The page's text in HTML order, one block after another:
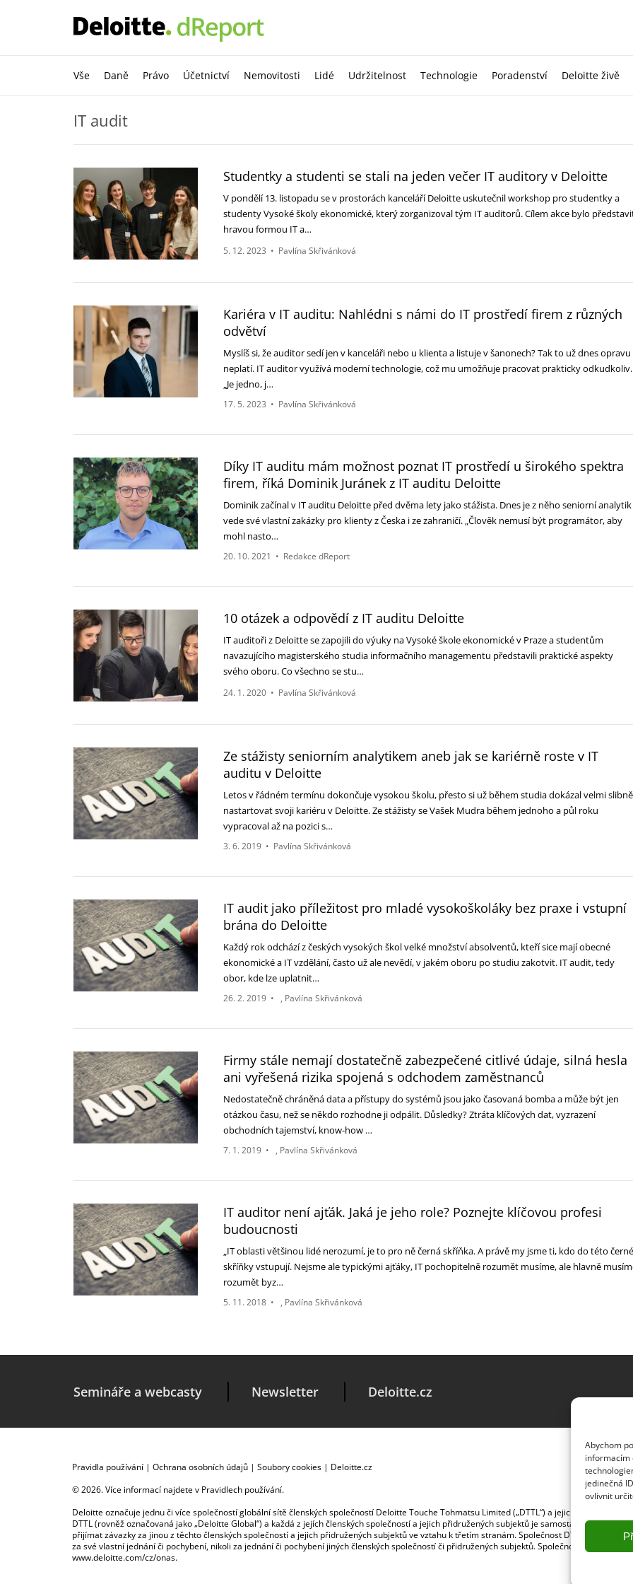
Abychom
informacím
jedinečná
ovlivnit
Vše Daně Právo Účetnictví Nemovitosti Lidé Udržitelnost Technologie Poradenství Deloitte živě
IT audit
Studentky a studenti se stali na jeden večer IT auditory v Deloitte
V pondělí 13. listopadu se v prostorách kanceláří Deloitte uskutečnil workshop pro studentky a
studenty Vysoké školy ekonomické, který zorganizoval tým IT auditorů. Cílem akce bylo
hravou formou IT a…
5. 12. 2023 • Pavlína Skřivánková
Kariéra v IT auditu: Nahlédni s námi do IT prostředí firem z různých
odvětví
Myslíš si, že auditor sedí jen v kanceláři nebo u klienta a listuje v šanonech? Tak to už dnes opravu
neplatí. IT auditor využívá moderní technologie, což mu umožňuje pracovat prakticky odkudkoliv.
„Je jedno, j…
17. 5. 2023 • Pavlína Skřivánková
Díky IT auditu mám možnost poznat IT prostředí u širokého spektra
firem, říká Dominik Juránek z IT auditu Deloitte
Dominik začínal v IT auditu Deloitte před dvěma lety jako stážista. Dnes je z něho seniorní analytik
vede své vlastní zakázky pro klienty z Česka i ze zahraničí. „Člověk nemusí být programátor, aby
mohl nasto…
20. 10. 2021 • Redakce dReport
10 otázek a odpovědí z IT auditu Deloitte
IT auditoři z Deloitte se zapojili do výuky na Vysoké škole ekonomické v Praze a studentům
navazujícího magisterského studia informačního managementu představili praktické aspekty
svého oboru. Co všechno se stu…
24. 1. 2020 • Pavlína Skřivánková
Ze stážisty seniorním analytikem aneb jak se kariérně roste v IT
auditu v Deloitte
Letos v řádném termínu dokončuje vysokou školu, přesto si už během studia dokázal velmi slibně
nastartovat svoji kariéru v Deloitte. Ze stážisty se Vašek Mudra během jednoho a půl roku
vypracoval až na pozici s…
3. 6. 2019 • Pavlína Skřivánková
IT audit jako příležitost pro mladé vysokoškoláky bez praxe i vstupní
brána do Deloitte
Každý rok odchází z českých vysokých škol velké množství absolventů, kteří sice mají obecné
ekonomické a IT vzdělání, často už ale nevědí, v jakém oboru po studiu zakotvit. IT audit, tedy
obor, kde lze uplatnit…
26. 2. 2019 • Pavlína Skřivánková
Firmy stále nemají dostatečně zabezpečené citlivé údaje, silná hesla
ani vyřešená rizika spojená s odchodem zaměstnanců
Nedostatečně chráněná data a přístupy do systémů jsou jako časovaná bomba a může být jen
otázkou času, než se někdo rozhodne ji odpálit. Důsledky? Ztráta klíčových dat, vyzrazení
obchodních tajemství, know-how …
7. 1. 2019 • Pavlína Skřivánková
IT auditor není ajťák. Jaká je jeho role? Poznejte klíčovou profesi
budoucnosti
„IT oblasti většinou lidé nerozumí, je to pro ně černá skříňka. A právě my jsme ti, kdo do této černé
skříňky vstupují. Nejsme ale typickými ajťáky, IT pochopitelně rozumět musíme, ale hlavně
rozumět byz…
5. 11. 2018 • Pavlína Skřivánková
Semináře a webcasty Newsletter Deloitte.cz
Pravidla používání | Ochrana osobních údajů | Soubory cookies | Deloitte.cz
© 2026. Více informací najdete v Pravidlech používání.
Deloitte označuje jednu či více společností globální sítě členských společností Deloitte Touche Tohmatsu Limited („DTTL“) a jejich dceřiné a
DTTL (rovněž označovaná jako „Deloitte Global“) a každá z jejích členských společností a jejich přidružených subjektů je samostatným a
přijímat závazky za jinou z těchto členských společností a jejich přidružených subjektů ve vztahu k třetím stranám. Společnost DTTL a každá
za své vlastní jednání či pochybení, nikoli za jednání či pochybení jiných členských společností či přidružených subjektů. Společnost DTTL
www.deloitte.com/cz/onas.